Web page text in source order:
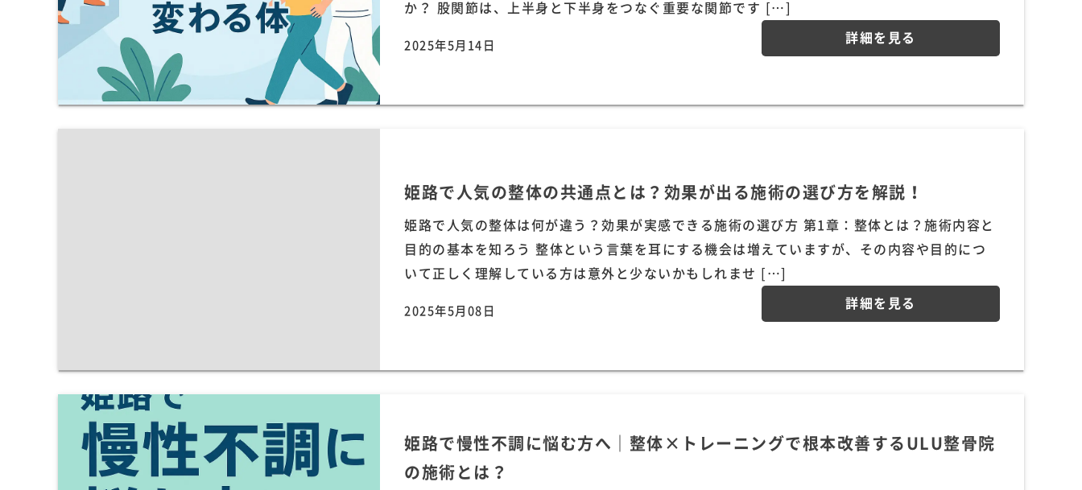
か？ 股関節は、上半身と下半身をつなぐ重要な関節です […]
2025年5月14日
詳細を見る
姫路で人気の整体の共通点とは？効果が出る施術の選び方を解説！
姫路で人気の整体は何が違う？効果が実感できる施術の選び方 第1章：整体とは？施術内容と
目的の基本を知ろう 整体という言葉を耳にする機会は増えていますが、その内容や目的につ
いて正しく理解している方は意外と少ないかもしれませ […]
2025年5月08日
詳細を見る
姫路で慢性不調に悩む方へ｜整体×トレーニングで根本改善するULU整骨院
の施術とは？